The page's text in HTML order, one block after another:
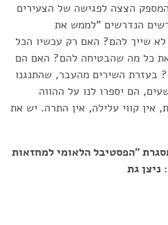
הצצה לפגישה של הצעירים
הנדרשים "לממש את
שייך להם? האם רק עכשיו הכל
כל מה שהבטיחה להם? האם הם
בעזרת השירים מהעבר, שהתנגנו
הם יספרו לנו על ההווה
אין קווי עלילה, אין התרה. יש את
"הפסטיבל הלאומי למחזאות